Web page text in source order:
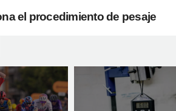
el procedimiento de pesaje